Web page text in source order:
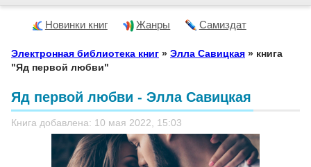
Новинки книг Жанры Самиздат
Электронная библиотека книг » Элла Савицкая » книга
"Яд первой любви"
Яд первой любви - Элла Савицкая
Книга добавлена: 10 мая 2022, 15:03